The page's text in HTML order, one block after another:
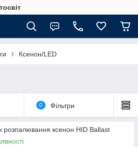
Ксенон/LED
0 Фільтри
розпалювання ксенон HID Ballast